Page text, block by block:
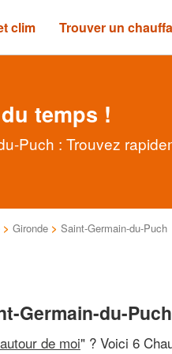
clim Trouver un
temps !
Puch : Trouvez
> Gironde > Saint-Germain-du-Puch
Germain-du-Puch
de moi" ? Voici 6